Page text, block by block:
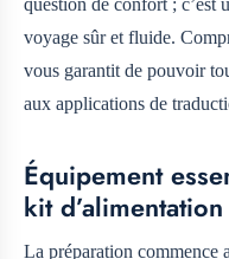
voyage sûr et fluide.
vous garantit de pouvoir
aux applications de
Équipement
kit
La préparation commence